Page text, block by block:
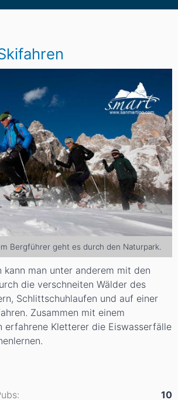
Bergführer geht es durch den Naturpark.
kann man unter anderem mit den
die verschneiten Wälder des
Schlittschuhlaufen und auf einer
Zusammen mit einem
erfahrene Kletterer die Eiswasserfälle
10